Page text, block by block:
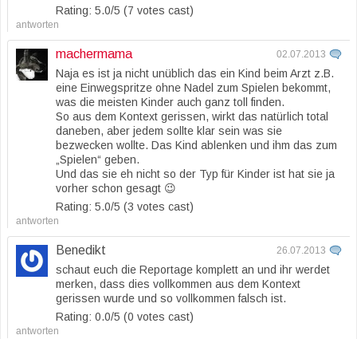
Rating: 5.0/5 (7 votes cast)
antworten
machermama 02.07.2013
Naja es ist ja nicht unüblich das ein Kind beim Arzt z.B.
eine Einwegspritze ohne Nadel zum Spielen bekommt,
was die meisten Kinder auch ganz toll finden.
So aus dem Kontext gerissen, wirkt das natürlich total
daneben, aber jedem sollte klar sein was sie
bezwecken wollte. Das Kind ablenken und ihm das zum
„Spielen“ geben.
Und das sie eh nicht so der Typ für Kinder ist hat sie ja
vorher schon gesagt 😉
Rating: 5.0/5 (3 votes cast)
antworten
Benedikt 26.07.2013
schaut euch die Reportage komplett an und ihr werdet
merken, dass dies vollkommen aus dem Kontext
gerissen wurde und so vollkommen falsch ist.
Rating: 0.0/5 (0 votes cast)
antworten